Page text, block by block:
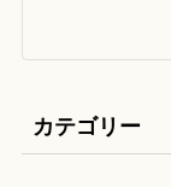
カテゴリー